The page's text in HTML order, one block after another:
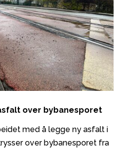
over bybanesporet
med å legge ny asfalt i
over bybanesporet fra